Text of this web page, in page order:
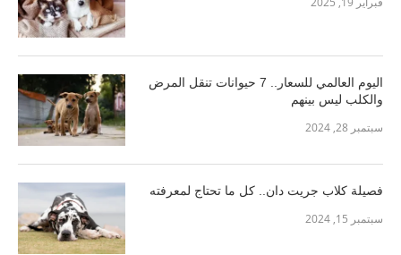
اليوم العالمي للسعار.. 7 حيوانات تنقل المرض
والكلب ليس بينهم
سبتمبر 28, 2024
فصيلة كلاب جريت دان.. كل ما تحتاج لمعرفته
سبتمبر 15, 2024